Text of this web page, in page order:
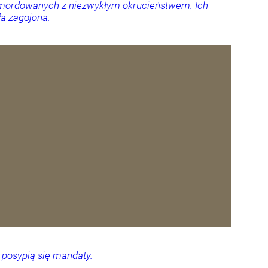
z niezwykłym okrucieństwem. Ich
zagojona.
się mandaty.